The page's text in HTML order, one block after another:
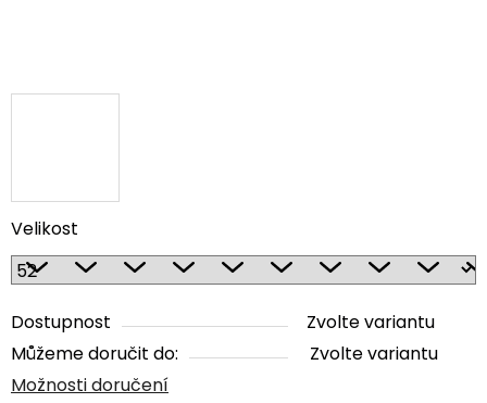
Velikost
Dostupnost
Zvolte variantu
Můžeme doručit do:
Zvolte variantu
Možnosti doručení